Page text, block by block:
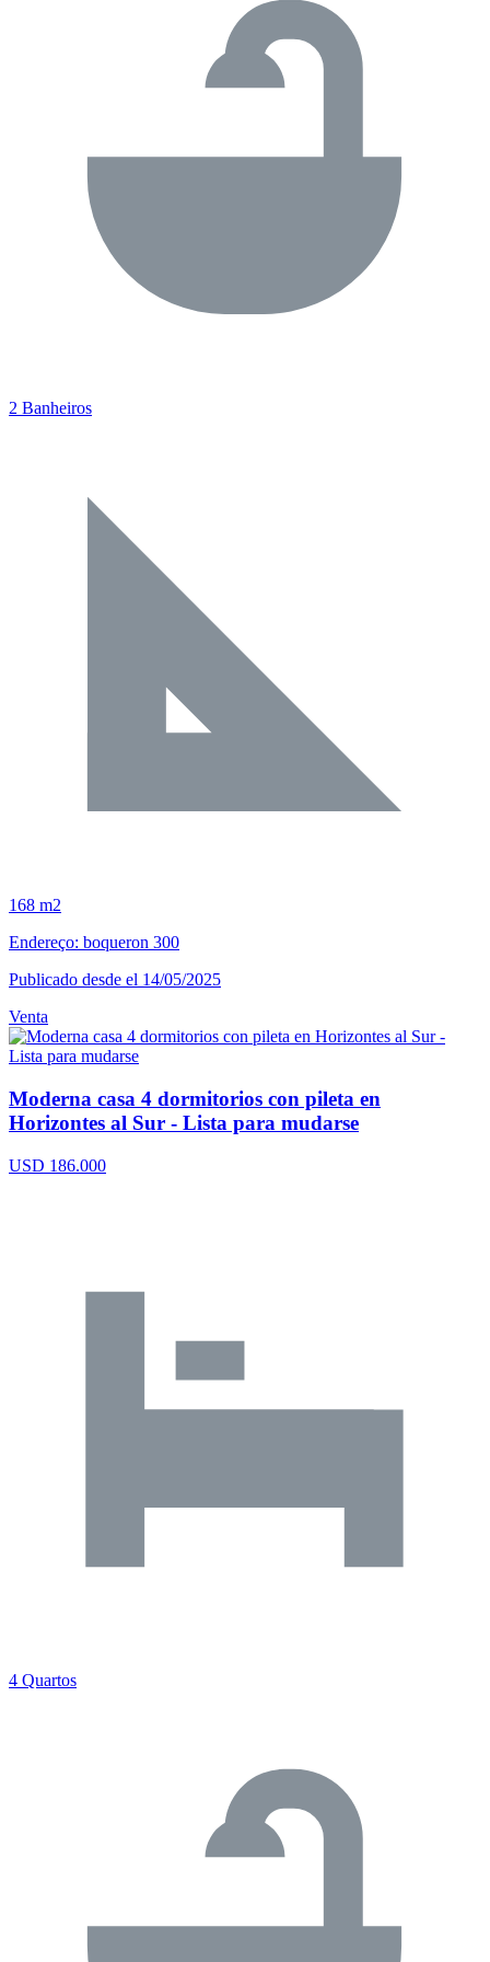
2 Banheiros
168 m2
Endereço: boqueron 300
Publicado desde el 14/05/2025
Venta
Moderna casa 4 dormitorios con pileta en
Horizontes al Sur - Lista para mudarse
USD 186.000
4 Quartos